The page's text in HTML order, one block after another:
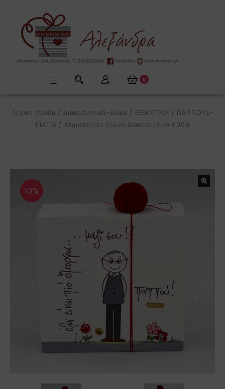
0
Αρχική σελίδα / Διακοσμητικά-Δώρα / ΘΕΜΑΤΙΚΑ / ΠΑΠΠΟΥΣ-
ΓΙΑΓΙΑ / Χειροποίητο ξύλινο διακοσμητικό 0009
10%